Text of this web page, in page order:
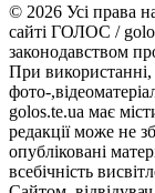
© 2026 Усі права
сайті ГОЛОС /
законодавством
При
фото-
golos.te.ua має
редакції може не
опубліковані
всебічність